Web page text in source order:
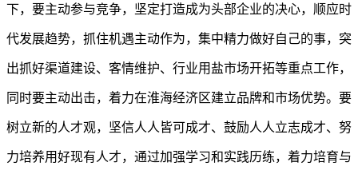
下，要主动参与竞争，坚定打造成为头部企业的决心，顺应时
代发展趋势，抓住机遇主动作为，集中精力做好自己的事，突
出抓好渠道建设、客情维护、行业用盐市场开拓等重点工作，
同时要主动出击，着力在淮海经济区建立品牌和市场优势。要
树立新的人才观，坚信人人皆可成才、鼓励人人立志成才、努
力培养用好现有人才，通过加强学习和实践历练，着力培育与